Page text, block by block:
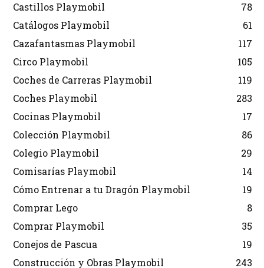
Castillos Playmobil
78
Catálogos Playmobil
61
Cazafantasmas Playmobil
117
Circo Playmobil
105
Coches de Carreras Playmobil
119
Coches Playmobil
283
Cocinas Playmobil
17
Colección Playmobil
86
Colegio Playmobil
29
Comisarías Playmobil
14
Cómo Entrenar a tu Dragón Playmobil
19
Comprar Lego
8
Comprar Playmobil
35
Conejos de Pascua
19
Construcción y Obras Playmobil
243